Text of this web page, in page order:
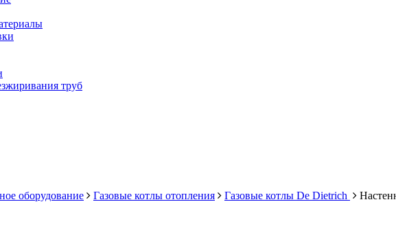
труб
оборудование Газовые котлы отопления Газовые котлы De Dietrich